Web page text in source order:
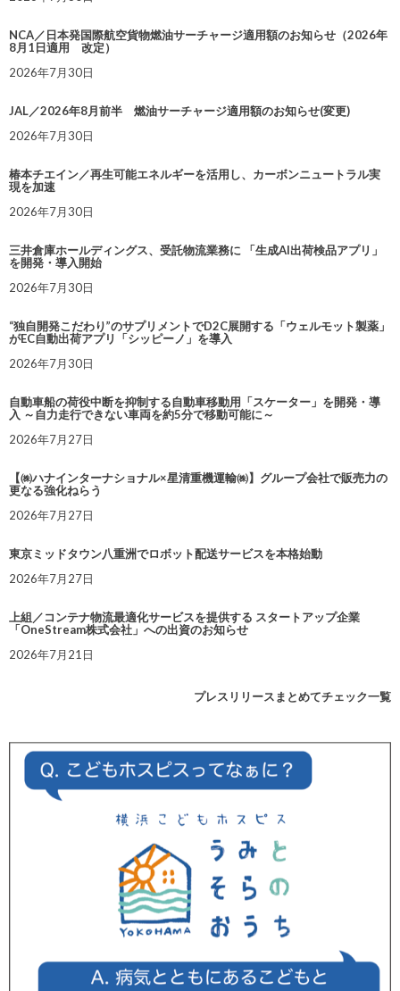
NCA／日本発国際航空貨物燃油サーチャージ適用額のお知らせ（2026年
8月1日適用 改定）
2026年7月30日
JAL／2026年8月前半 燃油サーチャージ適用額のお知らせ(変更)
2026年7月30日
椿本チエイン／再生可能エネルギーを活用し、カーボンニュートラル実
現を加速
2026年7月30日
三井倉庫ホールディングス、受託物流業務に 「生成AI出荷検品アプリ」
を開発・導入開始
2026年7月30日
“独自開発こだわり”のサプリメントでD2C展開する「ウェルモット製薬」
がEC自動出荷アプリ「シッピーノ」を導入
2026年7月30日
自動車船の荷役中断を抑制する自動車移動用「スケーター」を開発・導
入 ～自力走行できない車両を約5分で移動可能に～
2026年7月27日
【㈱ハナインターナショナル×星清重機運輸㈱】グループ会社で販売力の
更なる強化ねらう
2026年7月27日
東京ミッドタウン八重洲でロボット配送サービスを本格始動
2026年7月27日
上組／コンテナ物流最適化サービスを提供する スタートアップ企業
「OneStream株式会社」への出資のお知らせ
2026年7月21日
プレスリリースまとめてチェック一覧